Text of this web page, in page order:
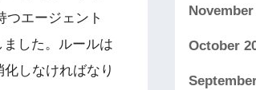
エージェント
した。ルールは
しなければなり
October